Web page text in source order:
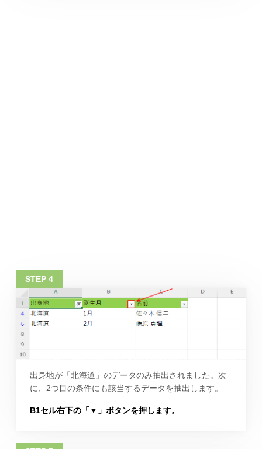
出身地が「北海道」のデータのみ抽出されました。次
に、2つ目の条件にも該当するデータを抽出します。
B1セル右下の「▼」ボタンを押します。